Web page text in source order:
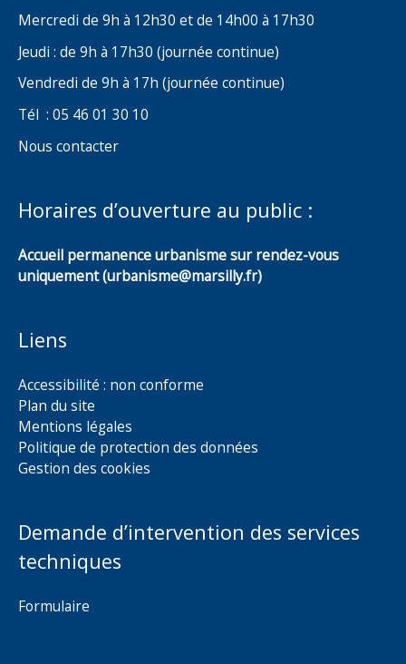
Mercredi de 9h à 12h30 et de 14h00 à 17h30
Jeudi : de 9h à 17h30 (journée continue)
Vendredi de 9h à 17h (journée continue)
Tél : 05 46 01 30 10
Nous contacter
Horaires d’ouverture au public :
Accueil permanence urbanisme sur rendez-vous
uniquement (urbanisme@marsilly.fr)
Liens
Accessibilité : non conforme
Plan du site
Mentions légales
Politique de protection des données
Gestion des cookies
Demande d’intervention des services
techniques
Formulaire